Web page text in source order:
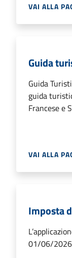
VAI ALLA
Guida
Guida
guida
Francese e
VAI ALLA
Imposta
01/06/2026